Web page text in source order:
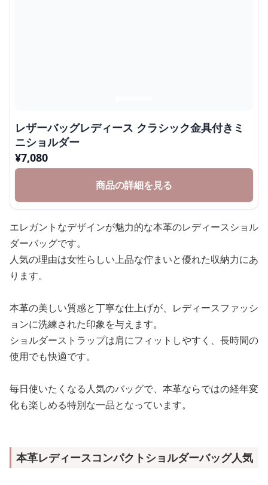
レザーバッグレディース クラシック金具付きミ
ニショルダー
¥7,080
商品の詳細を見る
エレガントなデザインが魅力的な本革のレディースショル
ダーバッグです。
人気の理由は女性らしい上品な佇まいと優れた収納力にあ
ります。
本革の美しい質感と丁寧な仕上げが、レディースファッシ
ョンに洗練された印象を与えます。
ショルダーストラップは肩にフィットしやすく、長時間の
使用でも快適です。
毎日使いたくなる人気のバッグで、本革ならではの経年変
化も楽しめる特別な一品となっています。
本革レディースコンパクトショルダーバッグ人気